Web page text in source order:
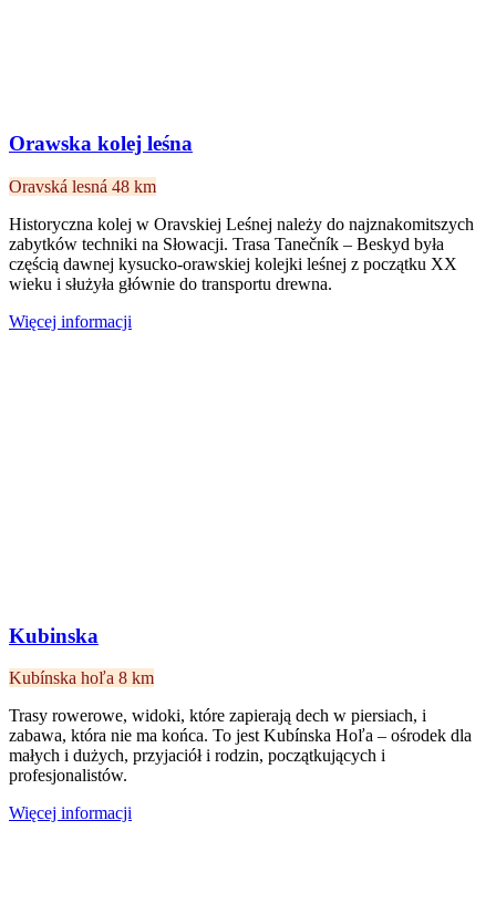
Orawska kolej leśna
Oravská lesná 48 km
Historyczna kolej w Oravskiej Leśnej należy do najznakomitszych
zabytków techniki na Słowacji. Trasa Tanečník – Beskyd była
częścią dawnej kysucko-orawskiej kolejki leśnej z początku XX
wieku i służyła głównie do transportu drewna.
Więcej informacji
Kubinska
Kubínska hoľa 8 km
Trasy rowerowe, widoki, które zapierają dech w piersiach, i
zabawa, która nie ma końca. To jest Kubínska Hoľa – ośrodek dla
małych i dużych, przyjaciół i rodzin, początkujących i
profesjonalistów.
Więcej informacji